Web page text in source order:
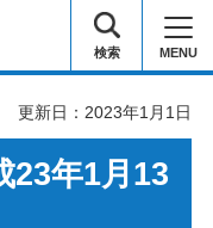
検索 MENU
更新日：2023年1月1日
年1月13